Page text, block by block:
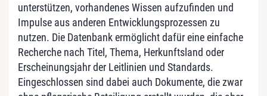
unterstützen, vorhandenes Wissen aufzufinden und
Impulse aus anderen Entwicklungsprozessen zu
nutzen. Die Datenbank ermöglicht dafür eine einfache
Recherche nach Titel, Thema, Herkunftsland oder
Erscheinungsjahr der Leitlinien und Standards.
Eingeschlossen sind dabei auch Dokumente, die zwar